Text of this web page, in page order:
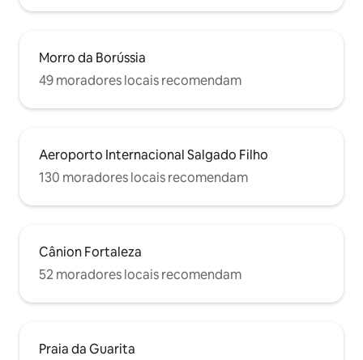
Morro da Borússia
49 moradores locais recomendam
Aeroporto Internacional Salgado Filho
130 moradores locais recomendam
Cânion Fortaleza
52 moradores locais recomendam
Praia da Guarita